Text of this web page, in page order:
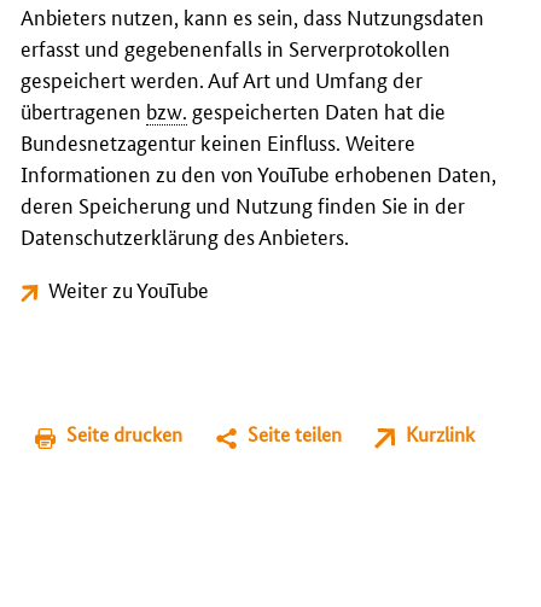
Anbieters nutzen, kann es sein, dass Nutzungsdaten
erfasst und gegebenenfalls in Serverprotokollen
gespeichert werden. Auf Art und Umfang der
übertragenen bzw. gespeicherten Daten hat die
Bundesnetzagentur keinen Einfluss. Weitere
Informationen zu den von YouTube erhobenen Daten,
deren Speicherung und Nutzung finden Sie in der
Datenschutzerklärung des Anbieters.
Weiter zu YouTube
Seite drucken Seite teilen Kurzlink